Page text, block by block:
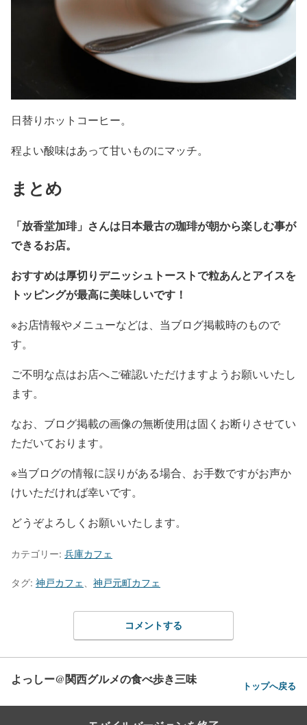
日替りホットコーヒー。
程よい酸味はあって甘いものにマッチ。
まとめ
「放香堂加琲」さんは日本最古の珈琲が朝から楽しむ事が
できるお店。
おすすめは厚切りデニッシュトーストで粒あんとアイスを
トッピングが最高に美味しいです！
※お店情報やメニューなどは、当ブログ掲載時のもので
す。
ご不明な点はお店へご確認いただけますようお願いいたし
ます。
なお、ブログ掲載の画像の無断使用は固くお断りさせてい
ただいております。
※当ブログの情報に誤りがある場合、お手数ですがお声か
けいただければ幸いです。
どうぞよろしくお願いいたします。
カテゴリー: 兵庫カフェ
タグ: 神戸カフェ 神戸元町カフェ
コメントする
よっしー@関西グルメの食べ歩き三味 トップへ戻る